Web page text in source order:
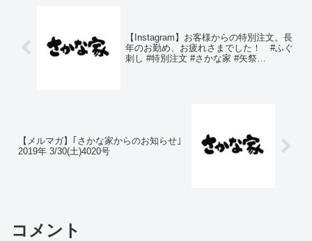
【Instagram】お客様からの特別注文。長
年のお勤め、お疲れさまでした！ #ふぐ
刺し #特別注文 #さかな家 #矢祭
【メルマガ】｢さかな家からのお知らせ｣
2019年 3/30(土)4020号
コメント